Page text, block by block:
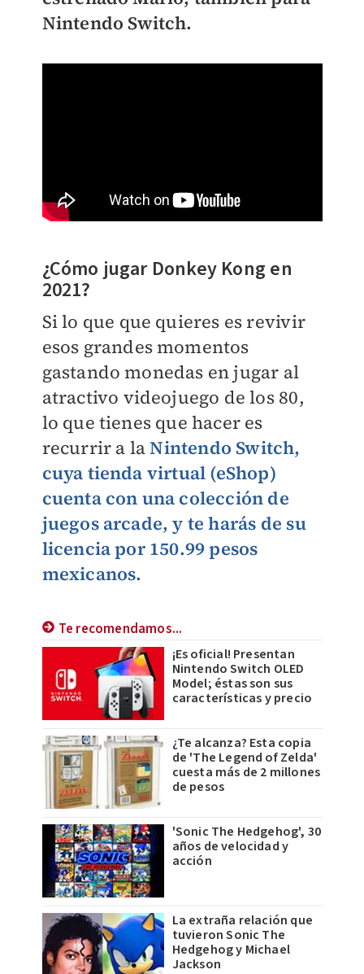
Nintendo Switch.
¿Cómo jugar Donkey Kong en
2021?
Si lo que que quieres es revivir
esos grandes momentos
gastando monedas en jugar al
atractivo videojuego de los 80,
lo que tienes que hacer es
recurrir a laNintendo Switch,
cuya tienda virtual (eShop)
cuenta con una colección de
juegos arcade, y te harás de su
licencia por 150.99 pesos
mexicanos.
Te recomendamos...
¡Es oficial! Presentan
Nintendo Switch OLED
Model; éstas son sus
características y precio
¿Te alcanza? Esta copia
de 'The Legend of Zelda'
cuesta más de 2 millones
de pesos
'Sonic The Hedgehog', 30
años de velocidad y
acción
La extraña relación que
tuvieron Sonic The
Hedgehog y Michael
Jackson